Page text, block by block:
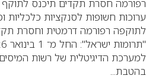
רפורמה דרמטית וחסרת
הדיגיטלית של רשות